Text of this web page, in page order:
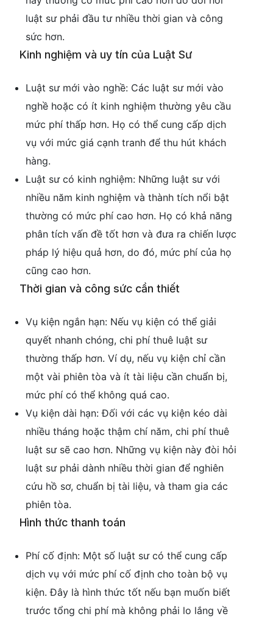
luật sư phải đầu tư nhiều thời gian và công
sức hơn.
Kinh nghiệm và uy tín của Luật Sư
Luật sư mới vào nghề: Các luật sư mới vào
nghề hoặc có ít kinh nghiệm thường yêu cầu
mức phí thấp hơn. Họ có thể cung cấp dịch
vụ với mức giá cạnh tranh để thu hút khách
hàng.
Luật sư có kinh nghiệm: Những luật sư với
nhiều năm kinh nghiệm và thành tích nổi bật
thường có mức phí cao hơn. Họ có khả năng
phân tích vấn đề tốt hơn và đưa ra chiến lược
pháp lý hiệu quả hơn, do đó, mức phí của họ
cũng cao hơn.
Thời gian và công sức cần thiết
Vụ kiện ngắn hạn: Nếu vụ kiện có thể giải
quyết nhanh chóng, chi phí thuê luật sư
thường thấp hơn. Ví dụ, nếu vụ kiện chỉ cần
một vài phiên tòa và ít tài liệu cần chuẩn bị,
mức phí có thể không quá cao.
Vụ kiện dài hạn: Đối với các vụ kiện kéo dài
nhiều tháng hoặc thậm chí năm, chi phí thuê
luật sư sẽ cao hơn. Những vụ kiện này đòi hỏi
luật sư phải dành nhiều thời gian để nghiên
cứu hồ sơ, chuẩn bị tài liệu, và tham gia các
phiên tòa.
Hình thức thanh toán
Phí cố định: Một số luật sư có thể cung cấp
dịch vụ với mức phí cố định cho toàn bộ vụ
kiện. Đây là hình thức tốt nếu bạn muốn biết
trước tổng chi phí mà không phải lo lắng về